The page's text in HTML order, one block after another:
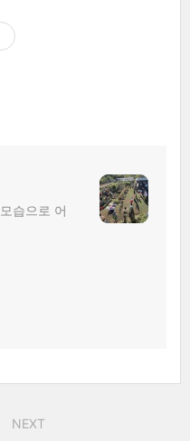
습으로 어
NEXT